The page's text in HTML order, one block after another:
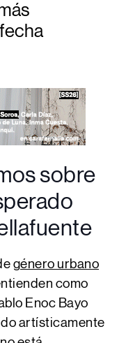
sobre
género urbano
como
Enoc Bayo
artísticamente